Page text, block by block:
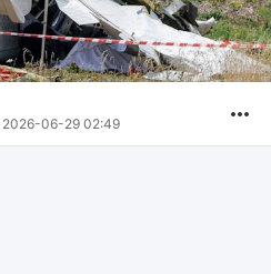
2026-06-29 02:49